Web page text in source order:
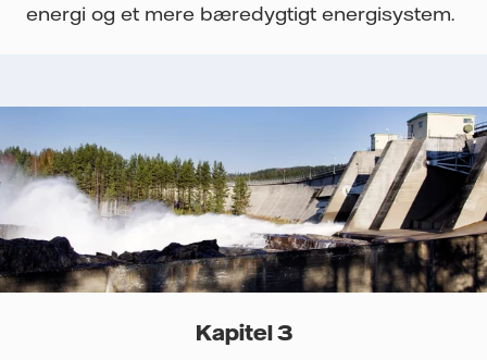
energi og et mere bæredygtigt energisystem.
Kapitel 3